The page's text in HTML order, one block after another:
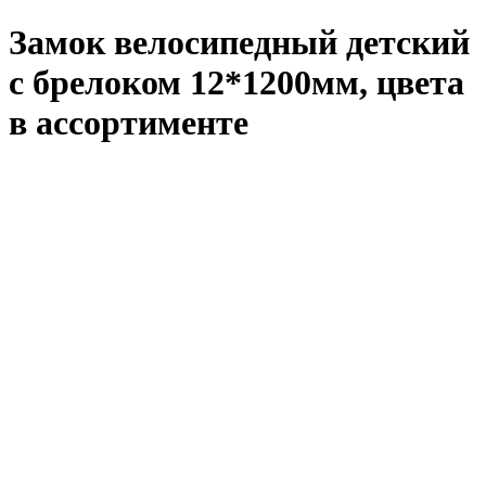
Замок велосипедный детский
c брелоком 12*1200мм, цвета
в ассортименте